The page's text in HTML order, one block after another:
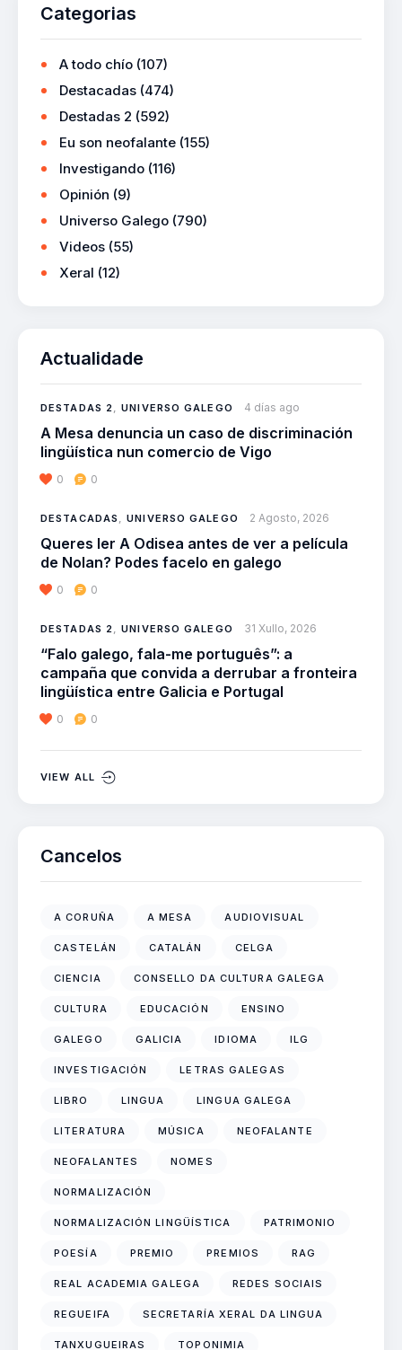
Categorias
A todo chío (107)
Destacadas (474)
Destadas 2 (592)
Eu son neofalante (155)
Investigando (116)
Opinión (9)
Universo Galego (790)
Videos (55)
Xeral (12)
Actualidade
DESTADAS 2,UNIVERSO GALEGO 4 días ago
A Mesa denuncia un caso de discriminación
lingüística nun comercio de Vigo
0 0
DESTACADAS ,UNIVERSO GALEGO 2 Agosto, 2026
Queres ler A Odisea antes de ver a película
de Nolan? Podes facelo en galego
0 0
DESTADAS 2,UNIVERSO GALEGO 31 Xullo, 2026
“Falo galego, fala-me português”: a
campaña que convida a derrubar a fronteira
lingüística entre Galicia e Portugal
0 0
VIEW ALL
Cancelos
A CORUÑA A MESA AUDIOVISUAL
CASTELÁN CATALÁN CELGA
CIENCIA CONSELLO DA CULTURA GALEGA
CULTURA EDUCACIÓN ENSINO
GALEGO GALICIA IDIOMA ILG
INVESTIGACIÓN LETRAS GALEGAS
LIBRO LINGUA LINGUA GALEGA
LITERATURA MÚSICA NEOFALANTE
NEOFALANTES NOMES
NORMALIZACIÓN
NORMALIZACIÓN LINGÜÍSTICA PATRIMONIO
POESÍA PREMIO PREMIOS RAG
REAL ACADEMIA GALEGA REDES SOCIAIS
REGUEIFA SECRETARÍA XERAL DA LINGUA
TANXUGUEIRAS TOPONIMIA